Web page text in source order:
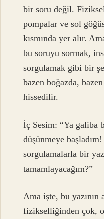
bir soru değil.
pompalar ve sol
kısmında yer alır.
bu soruyu sormak,
sorgulamak gibi bir
bazen boğazda,
hissedilir.
İç Sesim: “Ya galiba
düşünmeye
sorgulamalarla bir
tamamlayacağım?”
Ama işte, bu yazının
fizikselliğinden çok,